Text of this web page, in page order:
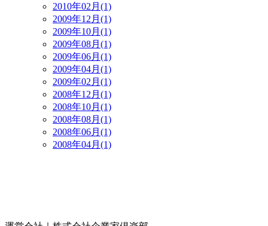
2010年02月(1)
2009年12月(1)
2009年10月(1)
2009年08月(1)
2009年06月(1)
2009年04月(1)
2009年02月(1)
2008年12月(1)
2008年10月(1)
2008年08月(1)
2008年06月(1)
2008年04月(1)